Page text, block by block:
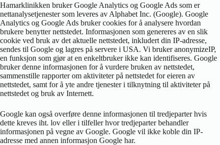
Hamarklinikken bruker Google Analytics og Google Ads som er
nettanalysetjenester som leveres av Alphabet Inc. (Google). Google
Analytics og Google Ads bruker cookies for å analysere hvordan
brukere benytter nettstedet. Informasjonen som genereres av en slik
cookie ved bruk av det aktuelle nettstedet, inkludert din IP-adresse,
sendes til Google og lagres på servere i USA. Vi bruker anonymizeIP,
en funksjon som gjør at en enkeltbruker ikke kan identifiseres. Google
bruker denne informasjonen for å vurdere bruken av nettstedet,
sammenstille rapporter om aktiviteter på nettstedet for eieren av
nettstedet, samt for å yte andre tjenester i tilknytning til aktiviteter på
nettstedet og bruk av Internett.
Google kan også overføre denne informasjonen til tredjeparter hvis
dette kreves iht. lov eller i tilfeller hvor tredjeparter behandler
informasjonen på vegne av Google. Google vil ikke koble din IP-
adresse med annen informasjon Google har.